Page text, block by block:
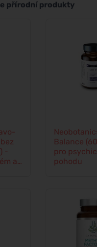
přírodní produkty
-
a
Balance
pro
pohodu